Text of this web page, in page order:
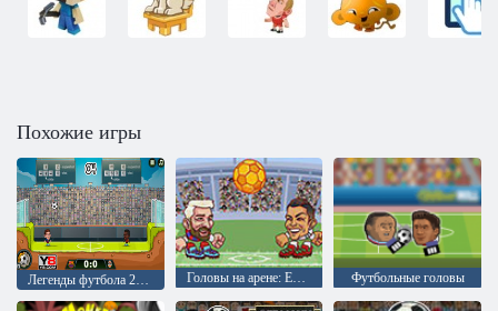
Похожие игры
Легенды футбола 2016 Головы на арене: Евро футбол Футбольные головы